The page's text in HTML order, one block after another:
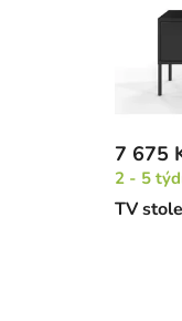
TV
7 675
2 - 5